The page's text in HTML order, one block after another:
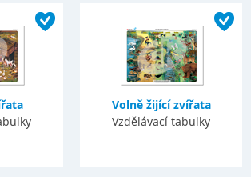
Volně žijící zvířata
Vzdělávací tabulky